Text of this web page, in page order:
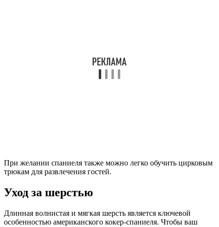
При желании спаниеля также можно легко обучить цирковым
трюкам для развлечения гостей.
Уход за шерстью
Длинная волнистая и мягкая шерсть является ключевой
особенностью американского кокер-спаниеля. Чтобы ваш